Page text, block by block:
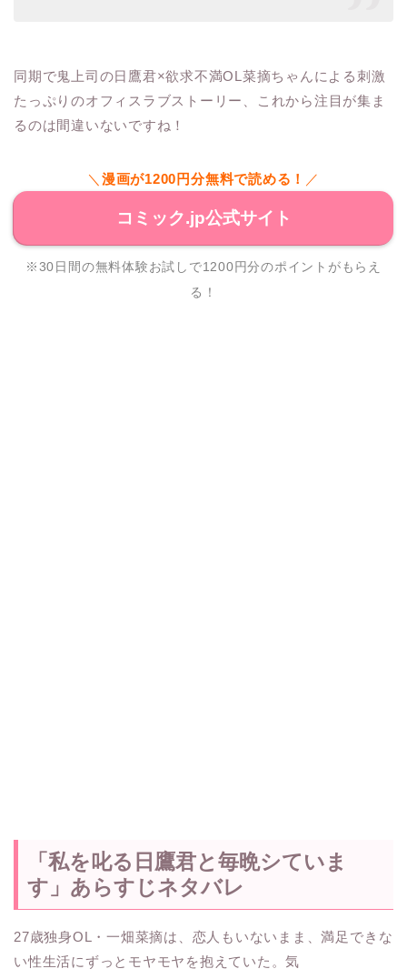
同期で鬼上司の日鷹君×欲求不満OL菜摘ちゃんによる刺激
たっぷりのオフィスラブストーリー、これから注目が集ま
るのは間違いないですね！
＼ 漫画が1200円分無料で読める！ ／
コミック.jp公式サイト
※30日間の無料体験お試しで1200円分のポイントがもらえ
る！
「私を叱る日鷹君と毎晩シていま
す」あらすじネタバレ
27歳独身OL・一畑菜摘は、恋人もいないまま、満足できな
い性生活にずっとモヤモヤを抱えていた。気